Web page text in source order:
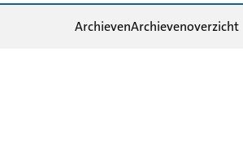
ArchievenArchievenoverzicht